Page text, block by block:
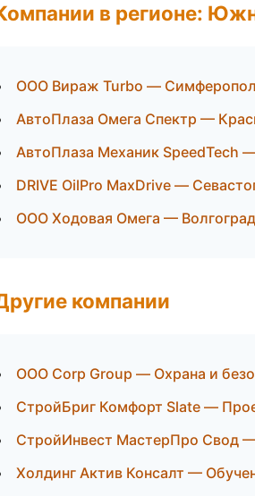
в регионе:
ООО Вираж Turbo —
АвтоПлаза Омега Спектр —
АвтоПлаза Механик SpeedTech
DRIVE OilPro MaxDrive —
ООО Ходовая Омега — Волгоград
компании
ООО Corp Group — Охрана и
СтройБриг Комфорт Slate —
СтройИнвест МастерПро Свод
Холдинг Актив Консалт —